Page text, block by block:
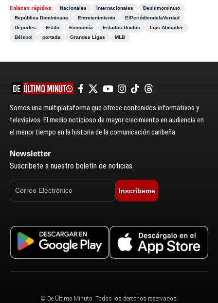
Enlaces rápidos: Nacionales Internacionales
Deultimominuto
República Dominicana
Entretenimiento
ElPeriódicodelaVerdad
Deportes
Estilo Economía Estados Unidos
Luis Abinader
Béisbol
portada Grandes Ligas MLB
Somos una multiplataforma que ofrece contenidos informativos y
televisivos. El medio noticioso de mayor crecimiento en audiencia en
el menor tiempo en la historia de la comunicación caribeña.
Newsletter
Suscríbete a nuestro boletín de noticias.
Inscríbeme
© De Último Minuto. Todos los derechos reservados.